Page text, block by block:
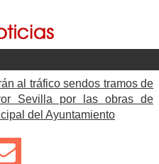
al tráfico sendos tramos de
Sevilla por las obras de
del Ayuntamiento